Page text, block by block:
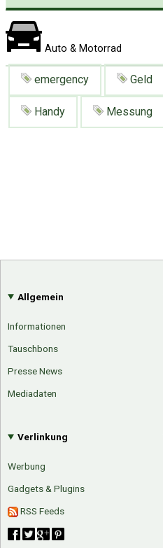
Auto & Motorrad
emergency Geld
Handy Messung
Allgemein
Informationen
Tauschbons
Presse News
Mediadaten
Verlinkung
Werbung
Gadgets & Plugins
RSS Feeds